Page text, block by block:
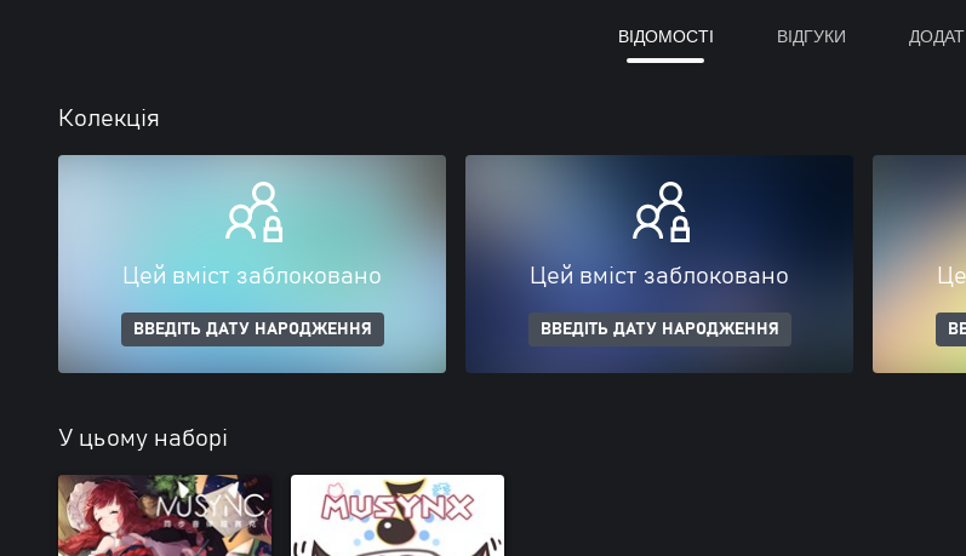
ВІДОМОСТІ ВІДГУКИ
Колекція
Цей вміст заблоковано
ВВЕДІТЬ ДАТУ НАРОДЖЕННЯ
Цей вміст заблоковано
ВВЕДІТЬ ДАТУ НАРОДЖЕННЯ
У цьому наборі